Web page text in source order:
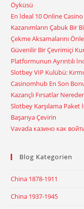
Öyküsü
En İdeal 10 Online
Kazanımların Çabuk Bir
Çekme Aksamalarını
Güvenilir Bir Çevrimiçi
Platformunun Ayrıntılı
Slotbey VIP Kulübü:
Casinomhub En Son
Kazançlı Fırsatlar
Slotbey Karşılama Paket
Başarıya Çevirin
Vavada казино как
Blog Kategorien
China 1878-1911
China 1937-1945